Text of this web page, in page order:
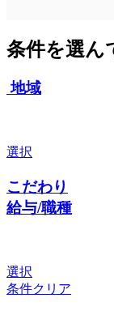
条件を選ん
地域
選択
こだわり
給与/職種
選択
条件クリア